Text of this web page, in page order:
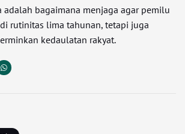
adalah bagaimana menjaga agar pemilu
rutinitas lima tahunan, tetapi juga
kedaulatan rakyat.